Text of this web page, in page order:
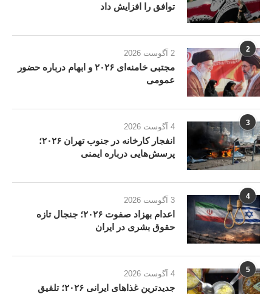
توافق را افزایش داد
2 2 آگوست 2026
مجتبی خامنه‌ای ۲۰۲۶ و ابهام درباره حضور
عمومی
3 4 آگوست 2026
انفجار کارخانه در جنوب تهران ۲۰۲۶؛
پرسش‌هایی درباره ایمنی
4 3 آگوست 2026
اعدام بهزاد صفوت ۲۰۲۶؛ جنجال تازه
حقوق بشری در ایران
5 4 آگوست 2026
جدیدترین غذاهای ایرانی ۲۰۲۶؛ تلفیق